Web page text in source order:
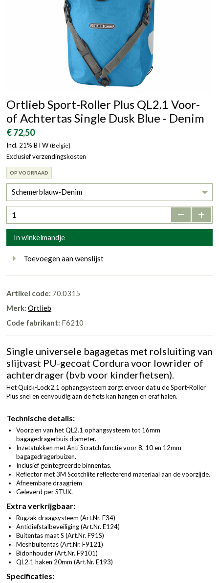
Ortlieb Sport-Roller Plus QL2.1 Voor-
of Achtertas Single Dusk Blue - Denim
€ 72,50
Incl. 21% BTW (België}
Exclusief verzendingskosten
OP VOORRAAD
Schemerblauw-Denim
- +
In winkelmandje
Toevoegen aan wenslijst
Artikel code: 70.0315
Merk: Ortlieb
Code fabrikant: F6210
Single universele bagagetas met rolsluiting van
slijtvast PU-gecoat Cordura voor lowrider of
achterdrager (bvb voor kinderfietsen).
Het Quick-Lock2.1 ophangsysteem zorgt ervoor dat u de Sport-Roller
Plus snel en eenvoudig aan de fiets kan hangen en eraf halen.
Technische details:
Voorzien van het QL2.1 ophangsysteem tot 16mm
bagagedragerbuis diameter.
Inzetstukken met Anti Scratch functie voor 8, 10 en 12mm
bagagedragerbuizen.
Inclusief geïntegreerde binnentas.
Reflector met 3M Scotchlite reflecterend materiaal aan de voorzijde.
Afneembare draagriem
Geleverd per STUK.
Extra verkrijgbaar:
Rugzak draagsysteem (Art.Nr. F34)
Antidiefstalbeveiliging (Art.Nr. E124)
Buitentas maat S (Art.Nr. F91S)
Meshbuitentas (Art.Nr. F9121)
Bidonhouder (Art.Nr. F9101)
QL2.1 haken 20mm (Art.Nr. E193)
Specificaties: